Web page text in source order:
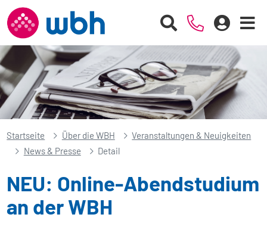
Startseite Über die WBH
Veranstaltungen & Neuigkeiten
News & Presse
Detail
NEU: Online-Abendstudium
an der WBH